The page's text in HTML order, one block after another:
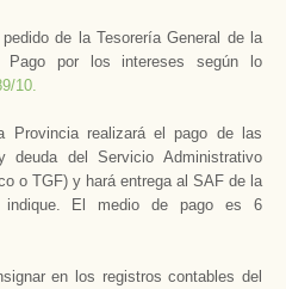
de la Tesorería General de la
Pago por los intereses según lo
10.
realizará el pago de las
deuda del Servicio Administrativo
o TGF) y hará entrega al SAF de la
indique. El medio de pago es 6
en los registros contables del